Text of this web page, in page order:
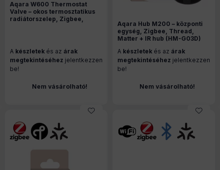
Aqara W600 Thermostat
Valve – okos termosztatikus
radiátorszelep, Zigbee,
A készletek és az árak
megtekintéséhez jelentkezzen
be!
Nem vásárolható!
Aqara Hub M200 – központi
egység, Zigbee, Thread,
Matter + IR hub (HM-G03D)
A készletek és az árak
megtekintéséhez jelentkezzen
be!
Nem vásárolható!